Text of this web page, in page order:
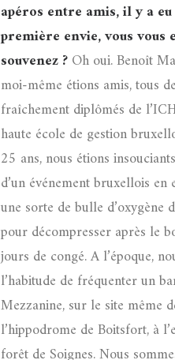
apéros entre amis, il y a
première envie, vous vous
souvenez ?Oh oui. Benoît
moi-même étions amis, tous
fraîchement diplômés de
haute école de gestion
25 ans, nous étions
d’un événement bruxellois en
une sorte de bulle d’oxygène
pour décompresser après le
jours de congé. A l’époque,
l’habitude de fréquenter un
Mezzanine, sur le site même
l’hippodrome de Boitsfort, à
forêt de Soignes. Nous